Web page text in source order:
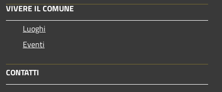
VIVERE IL COMUNE
Luoghi
Eventi
CONTATTI